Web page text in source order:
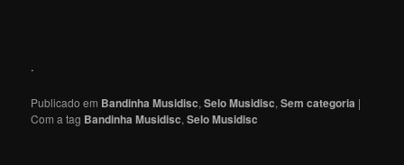
.
Publicado em Bandinha Musidisc,Selo Musidisc,Sem categoria |
Com a tag Bandinha Musidisc,Selo Musidisc